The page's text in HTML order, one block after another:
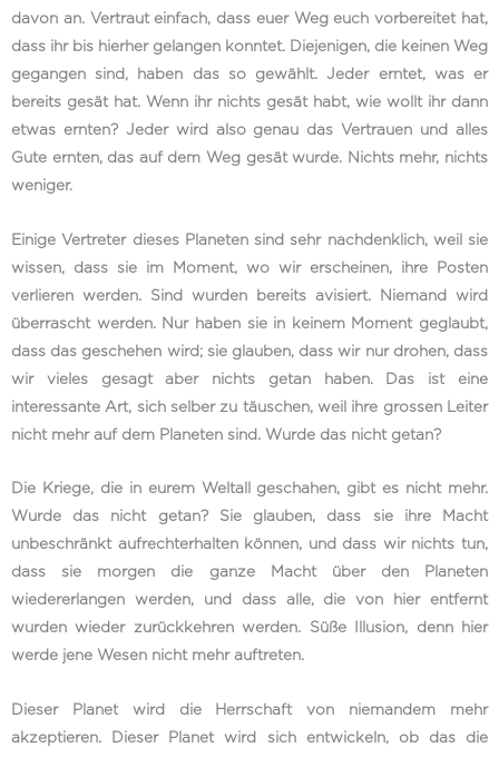
davon an. Vertraut einfach, dass euer Weg euch vorbereitet hat,
dass ihr bis hierher gelangen konntet. Diejenigen, die keinen Weg
gegangen sind, haben das so gewählt. Jeder erntet, was er
bereits gesät hat. Wenn ihr nichts gesät habt, wie wollt ihr dann
etwas ernten? Jeder wird also genau das Vertrauen und alles
Gute ernten, das auf dem Weg gesät wurde. Nichts mehr, nichts
weniger.
Einige Vertreter dieses Planeten sind sehr nachdenklich, weil sie
wissen, dass sie im Moment, wo wir erscheinen, ihre Posten
verlieren werden. Sind wurden bereits avisiert. Niemand wird
überrascht werden. Nur haben sie in keinem Moment geglaubt,
dass das geschehen wird; sie glauben, dass wir nur drohen, dass
wir vieles gesagt aber nichts getan haben. Das ist eine
interessante Art, sich selber zu täuschen, weil ihre grossen Leiter
nicht mehr auf dem Planeten sind. Wurde das nicht getan?
Die Kriege, die in eurem Weltall geschahen, gibt es nicht mehr.
Wurde das nicht getan? Sie glauben, dass sie ihre Macht
unbeschränkt aufrechterhalten können, und dass wir nichts tun,
dass sie morgen die ganze Macht über den Planeten
wiedererlangen werden, und dass alle, die von hier entfernt
wurden wieder zurückkehren werden. Süße Illusion, denn hier
werde jene Wesen nicht mehr auftreten.
Dieser Planet wird die Herrschaft von niemandem mehr
akzeptieren. Dieser Planet wird sich entwickeln, ob das die